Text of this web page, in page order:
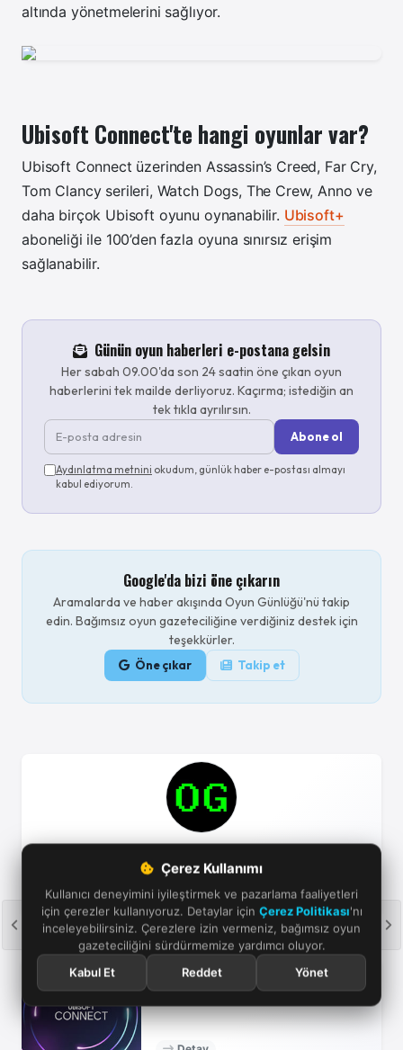
Çerez Kullanımı
Kullanıcı deneyimini iyileştirmek ve pazarlama faaliyetleri
için çerezler kullanıyoruz. Detaylar için Çerez Politikası'nı
inceleyebilirsiniz. Çerezlere izin vermeniz, bağımsız oyun
gazeteciliğini sürdürmemize yardımcı oluyor.
Kabul Et
Reddet Yönet
altında yönetmelerini sağlıyor.
Ubisoft Connect'te hangi oyunlar var?
Ubisoft Connect üzerinden Assassin’s Creed, Far Cry,
Tom Clancy serileri, Watch Dogs, The Crew, Anno ve
daha birçok Ubisoft oyunu oynanabilir. Ubisoft+
aboneliği ile 100’den fazla oyuna sınırsız erişim
sağlanabilir.
Günün oyun haberleri e-postana gelsin
Her sabah 09.00'da son 24 saatin öne çıkan oyun
haberlerini tek mailde derliyoruz. Kaçırma; istediğin an
tek tıkla ayrılırsın.
Abone ol
Aydınlatma metnini okudum, günlük haber e-postası almayı
kabul ediyorum.
Google'da bizi öne çıkarın
Aramalarda ve haber akışında Oyun Günlüğü'nü takip
edin. Bağımsız oyun gazeteciliğine verdiğiniz destek için
teşekkürler.
Öne çıkar Takip et
Oyun Günlüğü
Türkiye'nin yeni nesil oyun haber sitesi. 2020'den bu
yana Türkçe ve İngilizce web sitelerimiz ve dijital
dergimizle sizinleyiz! - Reklam ve işbirliği için mail
atabilirsiniz.
Ubisoft Connect